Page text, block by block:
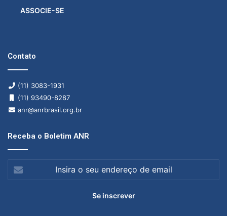
ASSOCIE-SE
Contato
(11) 3083-1931
(11) 93490-8287
anr@anrbrasil.org.br
Receba o Boletim ANR